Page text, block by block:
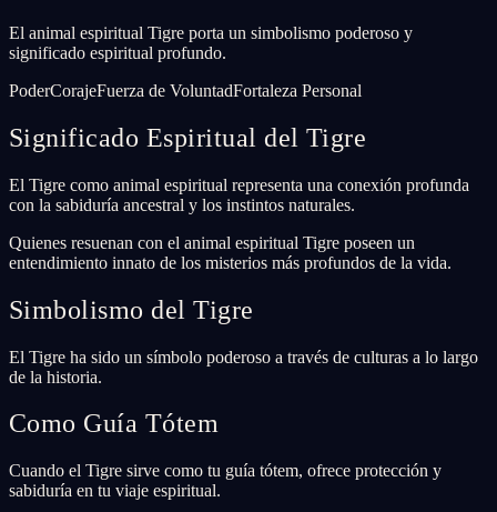
El animal espiritual Tigre porta un simbolismo poderoso y
significado espiritual profundo.
PoderCorajeFuerza de VoluntadFortaleza Personal
Significado Espiritual del Tigre
El Tigre como animal espiritual representa una conexión profunda
con la sabiduría ancestral y los instintos naturales.
Quienes resuenan con el animal espiritual Tigre poseen un
entendimiento innato de los misterios más profundos de la vida.
Simbolismo del Tigre
El Tigre ha sido un símbolo poderoso a través de culturas a lo largo
de la historia.
Como Guía Tótem
Cuando el Tigre sirve como tu guía tótem, ofrece protección y
sabiduría en tu viaje espiritual.